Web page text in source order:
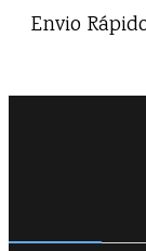
Envio